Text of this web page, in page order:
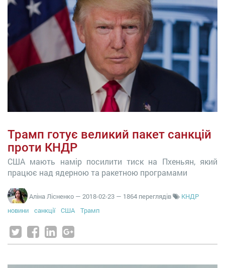
Трамп готує великий пакет санкцій
проти КНДР
США мають намір посилити тиск на Пхеньян, який
працює над ядерною та ракетною програмами
Аліна Лісненко — 2018-02-23 — 1864 переглядів
КНДР
новини
санкції США Трамп